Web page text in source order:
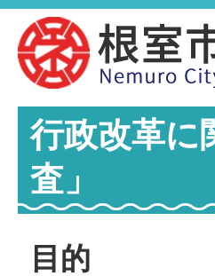
行政改革に
査」
目的